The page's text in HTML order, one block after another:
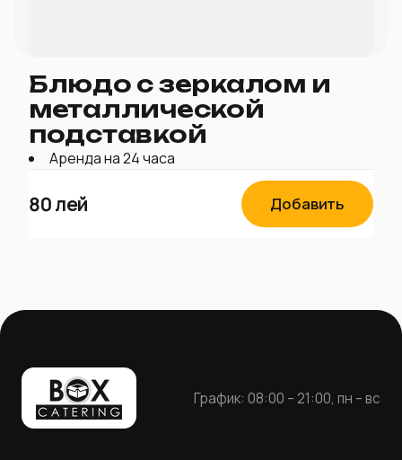
Блюдо с зеркалом и
металлической
подставкой
Аренда на 24 часа
80лей Добавить
График: 08:00 – 21:00, пн – вс